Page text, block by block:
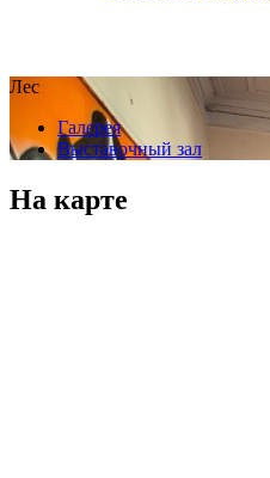
Лес
Галерея
Выставочный зал
На карте